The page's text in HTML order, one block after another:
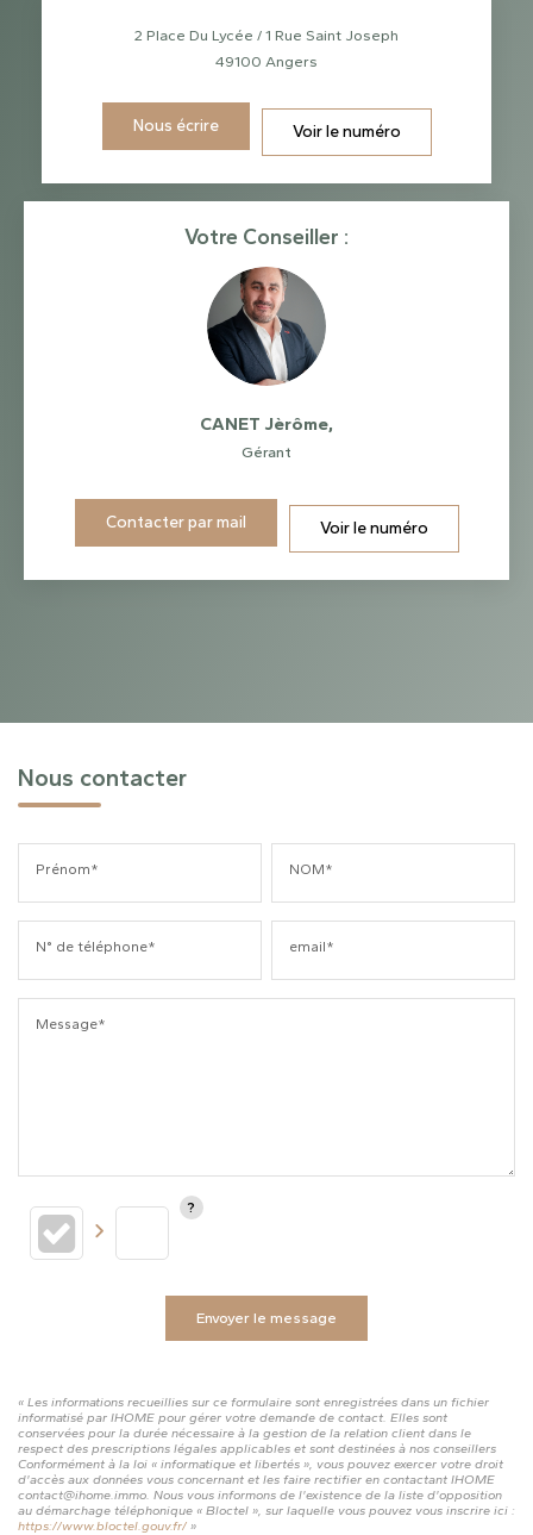
2 Place Du Lycée / 1 Rue Saint Joseph
49100 Angers
Nous écrire Voir le numéro
Votre Conseiller :
CANET Jèrôme,
Gérant
Contacter par mail Voir le numéro
Nous contacter
Prénom* NOM*
N° de téléphone* email*
Message*
Envoyer le message
« Les informations recueillies sur ce formulaire sont enregistrées dans un fichier
informatisé par IHOME pour gérer votre demande de contact. Elles sont
conservées pour la durée nécessaire à la gestion de la relation client dans le
respect des prescriptions légales applicables et sont destinées à nos conseillers
Conformément à la loi « informatique et libertés », vous pouvez exercer votre droit
d'accès aux données vous concernant et les faire rectifier en contactant IHOME
contact@ihome.immo. Nous vous informons de l'existence de la liste d'opposition
au démarchage téléphonique « Bloctel », sur laquelle vous pouvez vous inscrire ici :
https://www.bloctel.gouv.fr/ »